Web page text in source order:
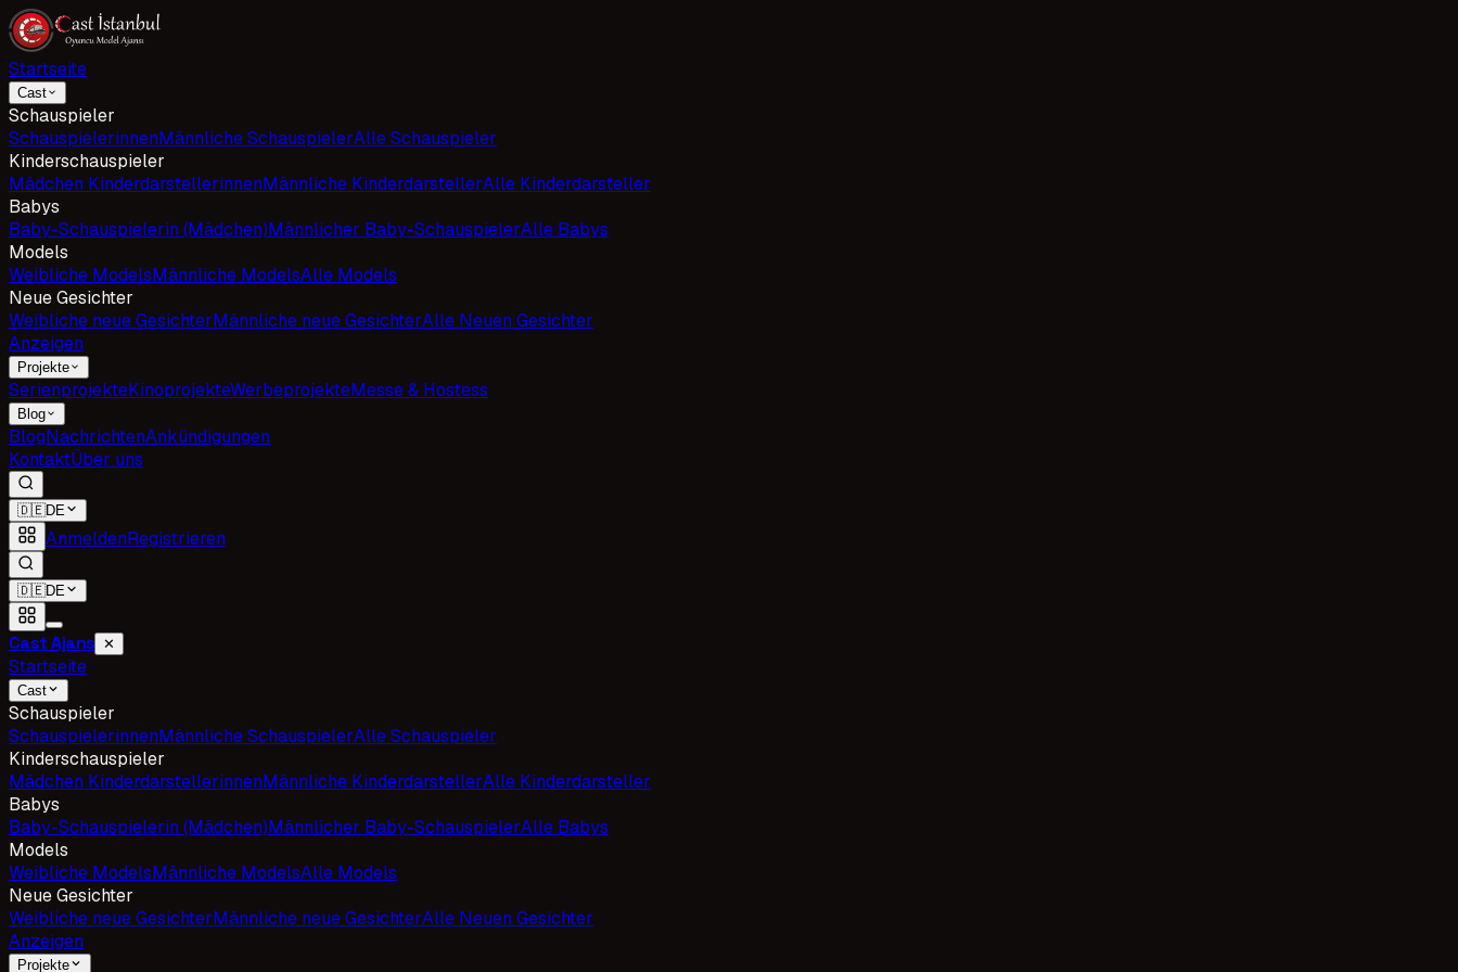
Startseite
Cast
Schauspieler
SchauspielerinnenMännliche SchauspielerAlle Schauspieler
Kinderschauspieler
Mädchen KinderdarstellerinnenMännliche KinderdarstellerAlle Kinderdarsteller
Babys
Baby-Schauspielerin (Mädchen)Männlicher Baby-SchauspielerAlle Babys
Models
Weibliche ModelsMännliche ModelsAlle Models
Neue Gesichter
Weibliche neue GesichterMännliche neue GesichterAlle Neuen Gesichter
Anzeigen
Projekte
SerienprojekteKinoprojekteWerbeprojekteMesse & Hostess
Blog
BlogNachrichtenAnkündigungen
KontaktÜber uns
🇩🇪DE
AnmeldenRegistrieren
🇩🇪DE
Cast Ajans ✕
Startseite
Cast
Schauspieler
SchauspielerinnenMännliche SchauspielerAlle Schauspieler
Kinderschauspieler
Mädchen KinderdarstellerinnenMännliche KinderdarstellerAlle Kinderdarsteller
Babys
Baby-Schauspielerin (Mädchen)Männlicher Baby-SchauspielerAlle Babys
Models
Weibliche ModelsMännliche ModelsAlle Models
Neue Gesichter
Weibliche neue GesichterMännliche neue GesichterAlle Neuen Gesichter
Anzeigen
Projekte